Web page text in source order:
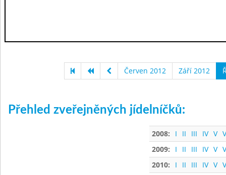
Červen 2012 Září 2012
Přehled zveřejněných jídelníčků:
2008: I II III IV V
2009:
I II III IV V
2010:
I II III IV V